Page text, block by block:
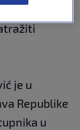
Vladu
je u
Republike
u